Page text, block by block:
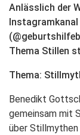
Anlässlich der
Thema Stillen
Thema:
Benedikt
gemeinsam mit
über Stillmythen